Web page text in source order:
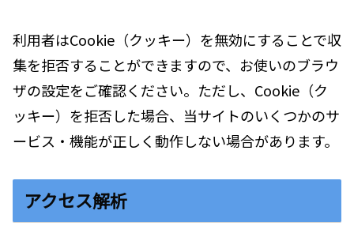
利用者はCookie（クッキー）を無効にすることで収
集を拒否することができますので、お使いのブラウ
ザの設定をご確認ください。ただし、Cookie（ク
ッキー）を拒否した場合、当サイトのいくつかのサ
ービス・機能が正しく動作しない場合があります。
アクセス解析